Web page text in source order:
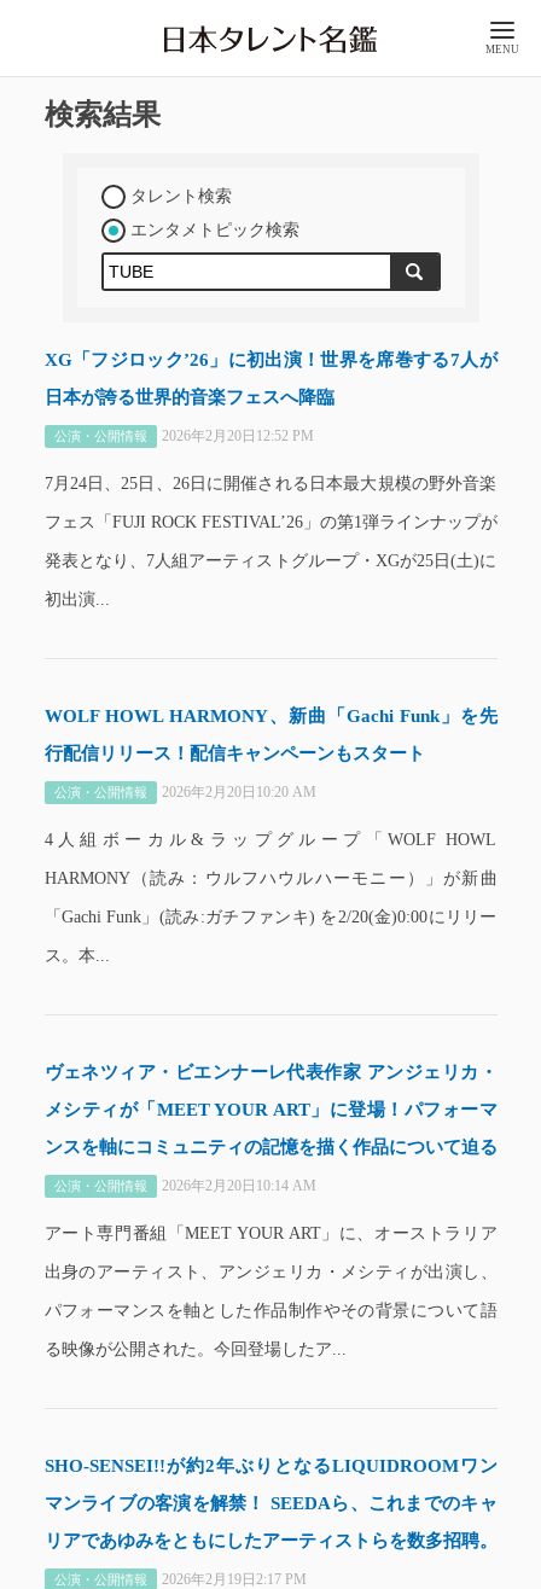
MENU
検索結果
タレント検索
エンタメトピック検索
XG「フジロック’26」に初出演！世界を席巻する7人が
日本が誇る世界的音楽フェスへ降臨
公演・公開情報 2026年2月20日12:52 PM
7月24日、25日、26日に開催される日本最大規模の野外音楽
フェス「FUJI ROCK FESTIVAL’26」の第1弾ラインナップが
発表となり、7人組アーティストグループ・XGが25日(土)に
初出演...
WOLF HOWL HARMONY、新曲「Gachi Funk」を先
行配信リリース！配信キャンペーンもスタート
公演・公開情報 2026年2月20日10:20 AM
4人組ボーカル&ラップグループ「WOLF HOWL
HARMONY（読み：ウルフハウルハーモニー）」が新曲
「Gachi Funk」(読み:ガチファンキ) を2/20(金)0:00にリリー
ス。本...
ヴェネツィア・ビエンナーレ代表作家 アンジェリカ・
メシティが「MEET YOUR ART」に登場！パフォーマ
ンスを軸にコミュニティの記憶を描く作品について迫る
公演・公開情報 2026年2月20日10:14 AM
アート専門番組「MEET YOUR ART」に、オーストラリア
出身のアーティスト、アンジェリカ・メシティが出演し、
パフォーマンスを軸とした作品制作やその背景について語
る映像が公開された。今回登場したア...
SHO-SENSEI!!が約2年ぶりとなるLIQUIDROOMワン
マンライブの客演を解禁！ SEEDAら、これまでのキャ
リアであゆみをともにしたアーティストらを数多招聘。
公演・公開情報 2026年2月19日2:17 PM